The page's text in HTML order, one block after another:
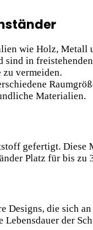
wie Holz,
sind in
vermeiden.
Materialien.
gefertigt.
Platz für bis zu
Designs, die sich
der